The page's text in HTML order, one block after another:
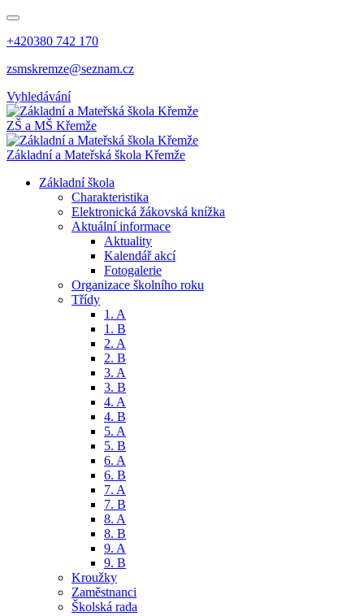
+420380 742 170
zsmskremze@seznam.cz
Vyhledávání
ZŠ a MŠ Křemže
Základní a Mateřská škola Křemže
Základní škola
Charakteristika
Elektronická žákovská knížka
Aktuální informace
Aktuality
Kalendář akcí
Fotogalerie
Organizace školního roku
Třídy
1. A
1. B
2. A
2. B
3. A
3. B
4. A
4. B
5. A
5. B
6. A
6. B
7. A
7. B
8. A
8. B
9. A
9. B
Kroužky
Zaměstnanci
Školská rada